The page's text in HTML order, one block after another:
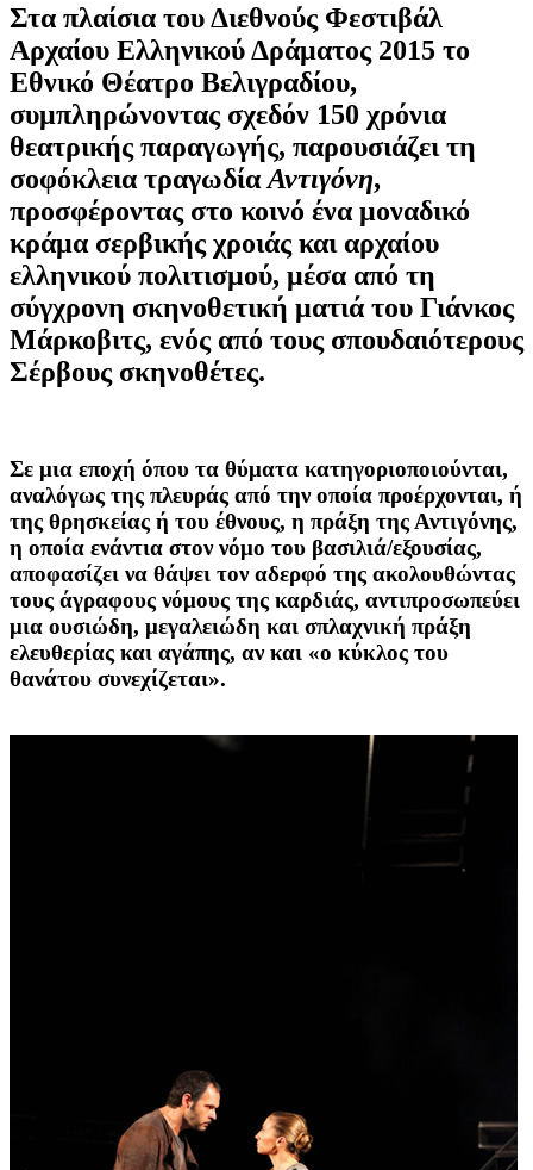
Στα πλαίσια του Διεθνούς Φεστιβάλ
Αρχαίου Ελληνικού Δράματος 2015 το
Εθνικό Θέατρο Βελιγραδίου,
συμπληρώνοντας σχεδόν 150 χρόνια
θεατρικής παραγωγής, παρουσιάζει τη
σοφόκλεια τραγωδίαΑντιγόνη,
προσφέροντας στο κοινό ένα μοναδικό
κράμα σερβικής χροιάς και αρχαίου
ελληνικού πολιτισμού, μέσα από τη
σύγχρονη σκηνοθετική ματιά του Γιάνκος
Μάρκοβιτς, ενός από τους σπουδαιότερους
Σέρβους σκηνοθέτες.
Σε μια εποχή όπου τα θύματα κατηγοριοποιούνται,
αναλόγως της πλευράς από την οποία προέρχονται, ή
της θρησκείας ή του έθνους, η πράξη της Αντιγόνης,
η οποία ενάντια στον νόμο του βασιλιά/εξουσίας,
αποφασίζει να θάψει τον αδερφό της ακολουθώντας
τους άγραφους νόμους της καρδιάς, αντιπροσωπεύει
μια ουσιώδη, μεγαλειώδη και σπλαχνική πράξη
ελευθερίας και αγάπης, αν και «ο κύκλος του
θανάτου συνεχίζεται».